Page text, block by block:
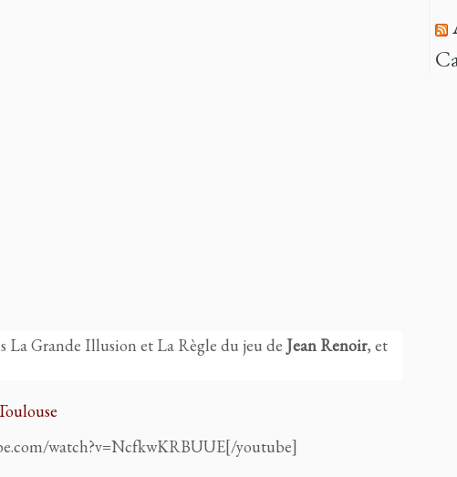
La Grande Illusion et La Règle du jeu de Jean Renoir, et
watch?v=NcfkwKRBUUE[/youtube]